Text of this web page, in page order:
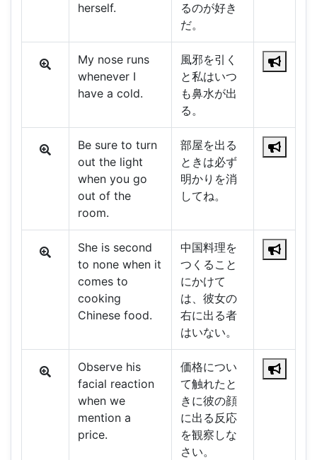
herself.
るのが好き
だ。
My nose runs
whenever I
have a cold.
風邪を引く
と私はいつ
も鼻水が出
る。
Be sure to turn
out the light
when you go
out of the
room.
部屋を出る
ときは必ず
明かりを消
してね。
She is second
to none when it
comes to
cooking
Chinese food.
中国料理を
つくること
にかけて
は、彼女の
右に出る者
はいない。
Observe his
facial reaction
when we
mention a
price.
価格につい
て触れたと
きに彼の顔
に出る反応
を観察しな
さい。